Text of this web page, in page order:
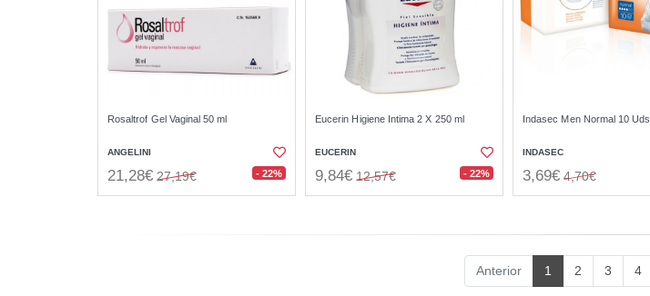
Rosaltrof Gel Vaginal 50 ml
ANGELINI
21,28€ 27,19€ - 22%
Eucerin Higiene Intima 2 X 250 ml
EUCERIN
9,84€ 12,57€ - 22%
Indasec Men Normal 10 Uds
INDASEC
3,69€ 4,70€
Anterior 1 2 3 4